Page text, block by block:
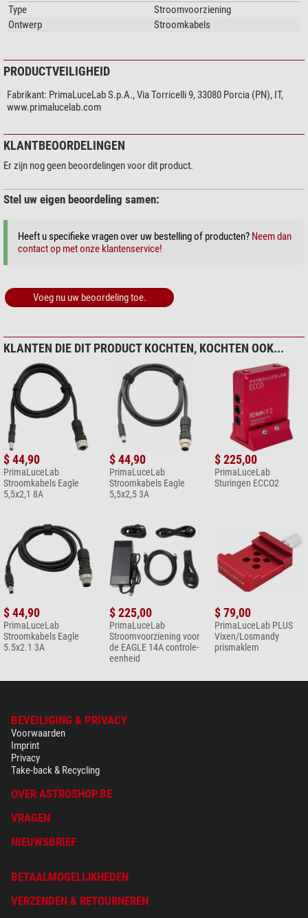
Type
Stroomvoorziening
Ontwerp
Stroomkabels
PRODUCTVEILIGHEID
Fabrikant: PrimaLuceLab S.p.A., Via Torricelli 9, 33080 Porcia (PN), IT,
www.primalucelab.com
KLANTBEOORDELINGEN
Er zijn nog geen beoordelingen voor dit product.
Stel uw eigen beoordeling samen:
Heeft u specifieke vragen over uw bestelling of producten? Neem dan
contact op met onze klantenservice!
Voeg nu uw beoordeling toe.
KLANTEN DIE DIT PRODUCT KOCHTEN, KOCHTEN OOK...
$ 44,90
PrimaLuceLab
Stroomkabels Eagle
5,5x2,1 8A
$ 44,90
PrimaLuceLab
Stroomkabels Eagle
5,5x2,5 3A
$ 225,00
PrimaLuceLab
Sturingen ECCO2
$ 44,90
PrimaLuceLab
Stroomkabels Eagle
5.5x2.1 3A
$ 225,00
PrimaLuceLab
Stroomvoorziening voor
de EAGLE 14A controle-
eenheid
$ 79,00
PrimaLuceLab PLUS
Vixen/Losmandy
prismaklem
BEVEILIGING & PRIVACY
Voorwaarden
Imprint
Privacy
Take-back & Recycling
OVER ASTROSHOP.BE
VRAGEN
NIEUWSBRIEF
BETAALMOGELIJKHEDEN
VERZENDEN & RETOURNEREN